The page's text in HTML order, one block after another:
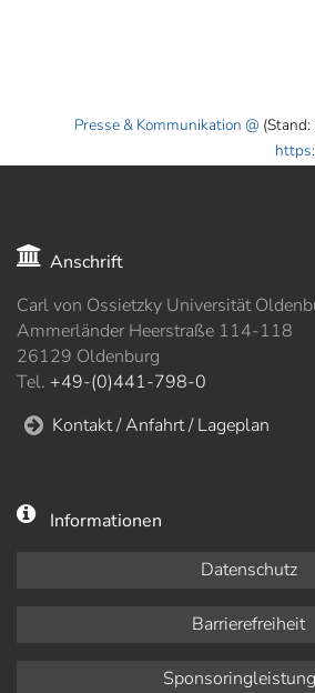
Presse & Kommunikation
Anschrift
Carl von Ossietzky Universität
Ammerländer Heerstraße 114-118
26129 Oldenburg
Tel. +49-(0)441-798-0
Kontakt / Anfahrt / Lageplan
Informationen
Datenschutz
Barrierefreiheit